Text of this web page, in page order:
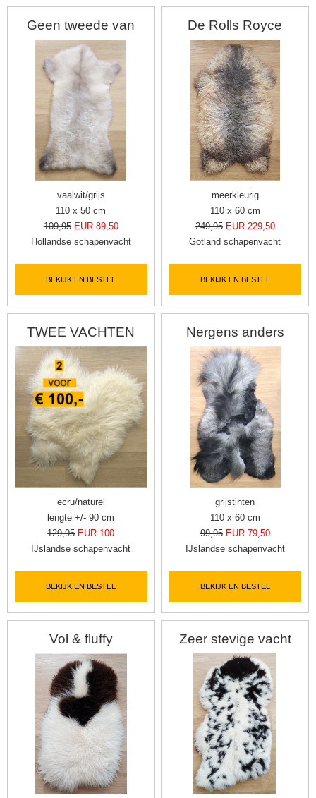
Geen tweede van
vaalwit/grijs
110 x 50 cm
109,95 EUR 89,50
Hollandse schapenvacht
BEKIJK EN BESTEL
De Rolls Royce
meerkleurig
110 x 60 cm
249,95 EUR 229,50
Gotland schapenvacht
BEKIJK EN BESTEL
TWEE VACHTEN
ecru/naturel
lengte +/- 90 cm
129,95 EUR 100
IJslandse schapenvacht
BEKIJK EN BESTEL
Nergens anders
grijstinten
110 x 60 cm
99,95 EUR 79,50
IJslandse schapenvacht
BEKIJK EN BESTEL
Vol & fluffy Zeer stevige vacht